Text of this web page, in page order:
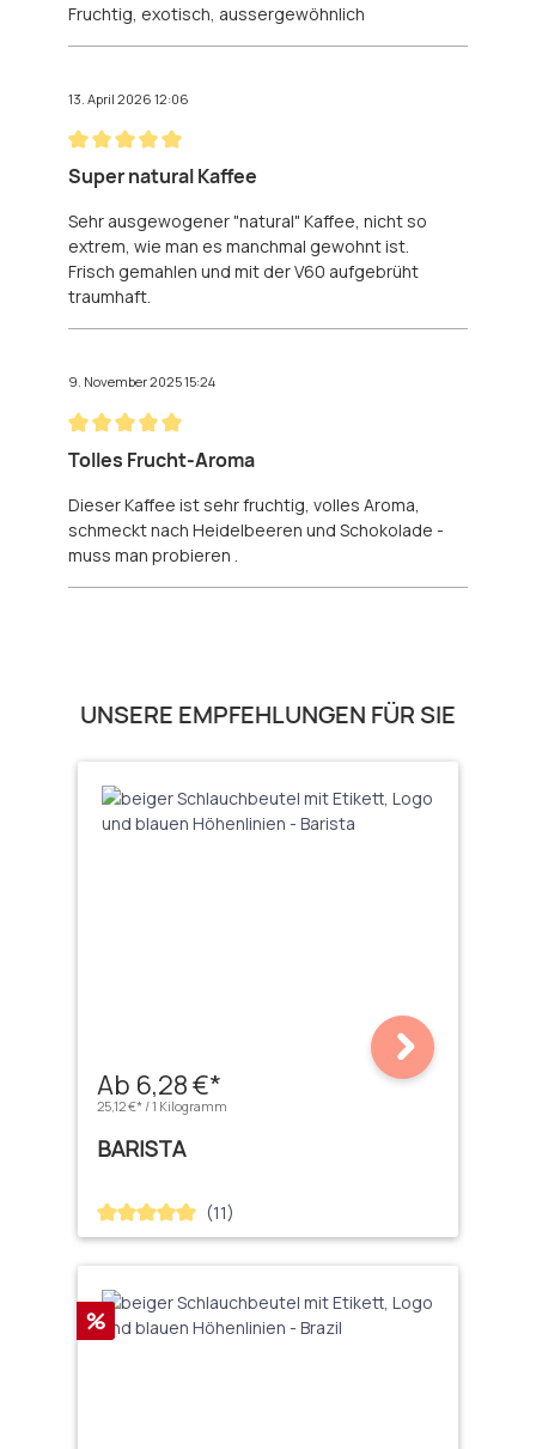
Fruchtig, exotisch, aussergewöhnlich
13. April 2026 12:06
Bewertung mit 5 von 5 Sternen
Super natural Kaffee
Sehr ausgewogener "natural" Kaffee, nicht so
extrem, wie man es manchmal gewohnt ist.
Frisch gemahlen und mit der V60 aufgebrüht
traumhaft.
9. November 2025 15:24
Bewertung mit 5 von 5 Sternen
Tolles Frucht-Aroma
Dieser Kaffee ist sehr fruchtig, volles Aroma,
schmeckt nach Heidelbeeren und Schokolade -
muss man probieren .
Produktgalerie überspringen
UNSERE EMPFEHLUNGEN FÜR SIE
Ab 6,28 €*
25,12 €* / 1 Kilogramm
BARISTA
Durchschnittliche Bewertung von 5 von 5 Sternen
(11)
Rabatt
%